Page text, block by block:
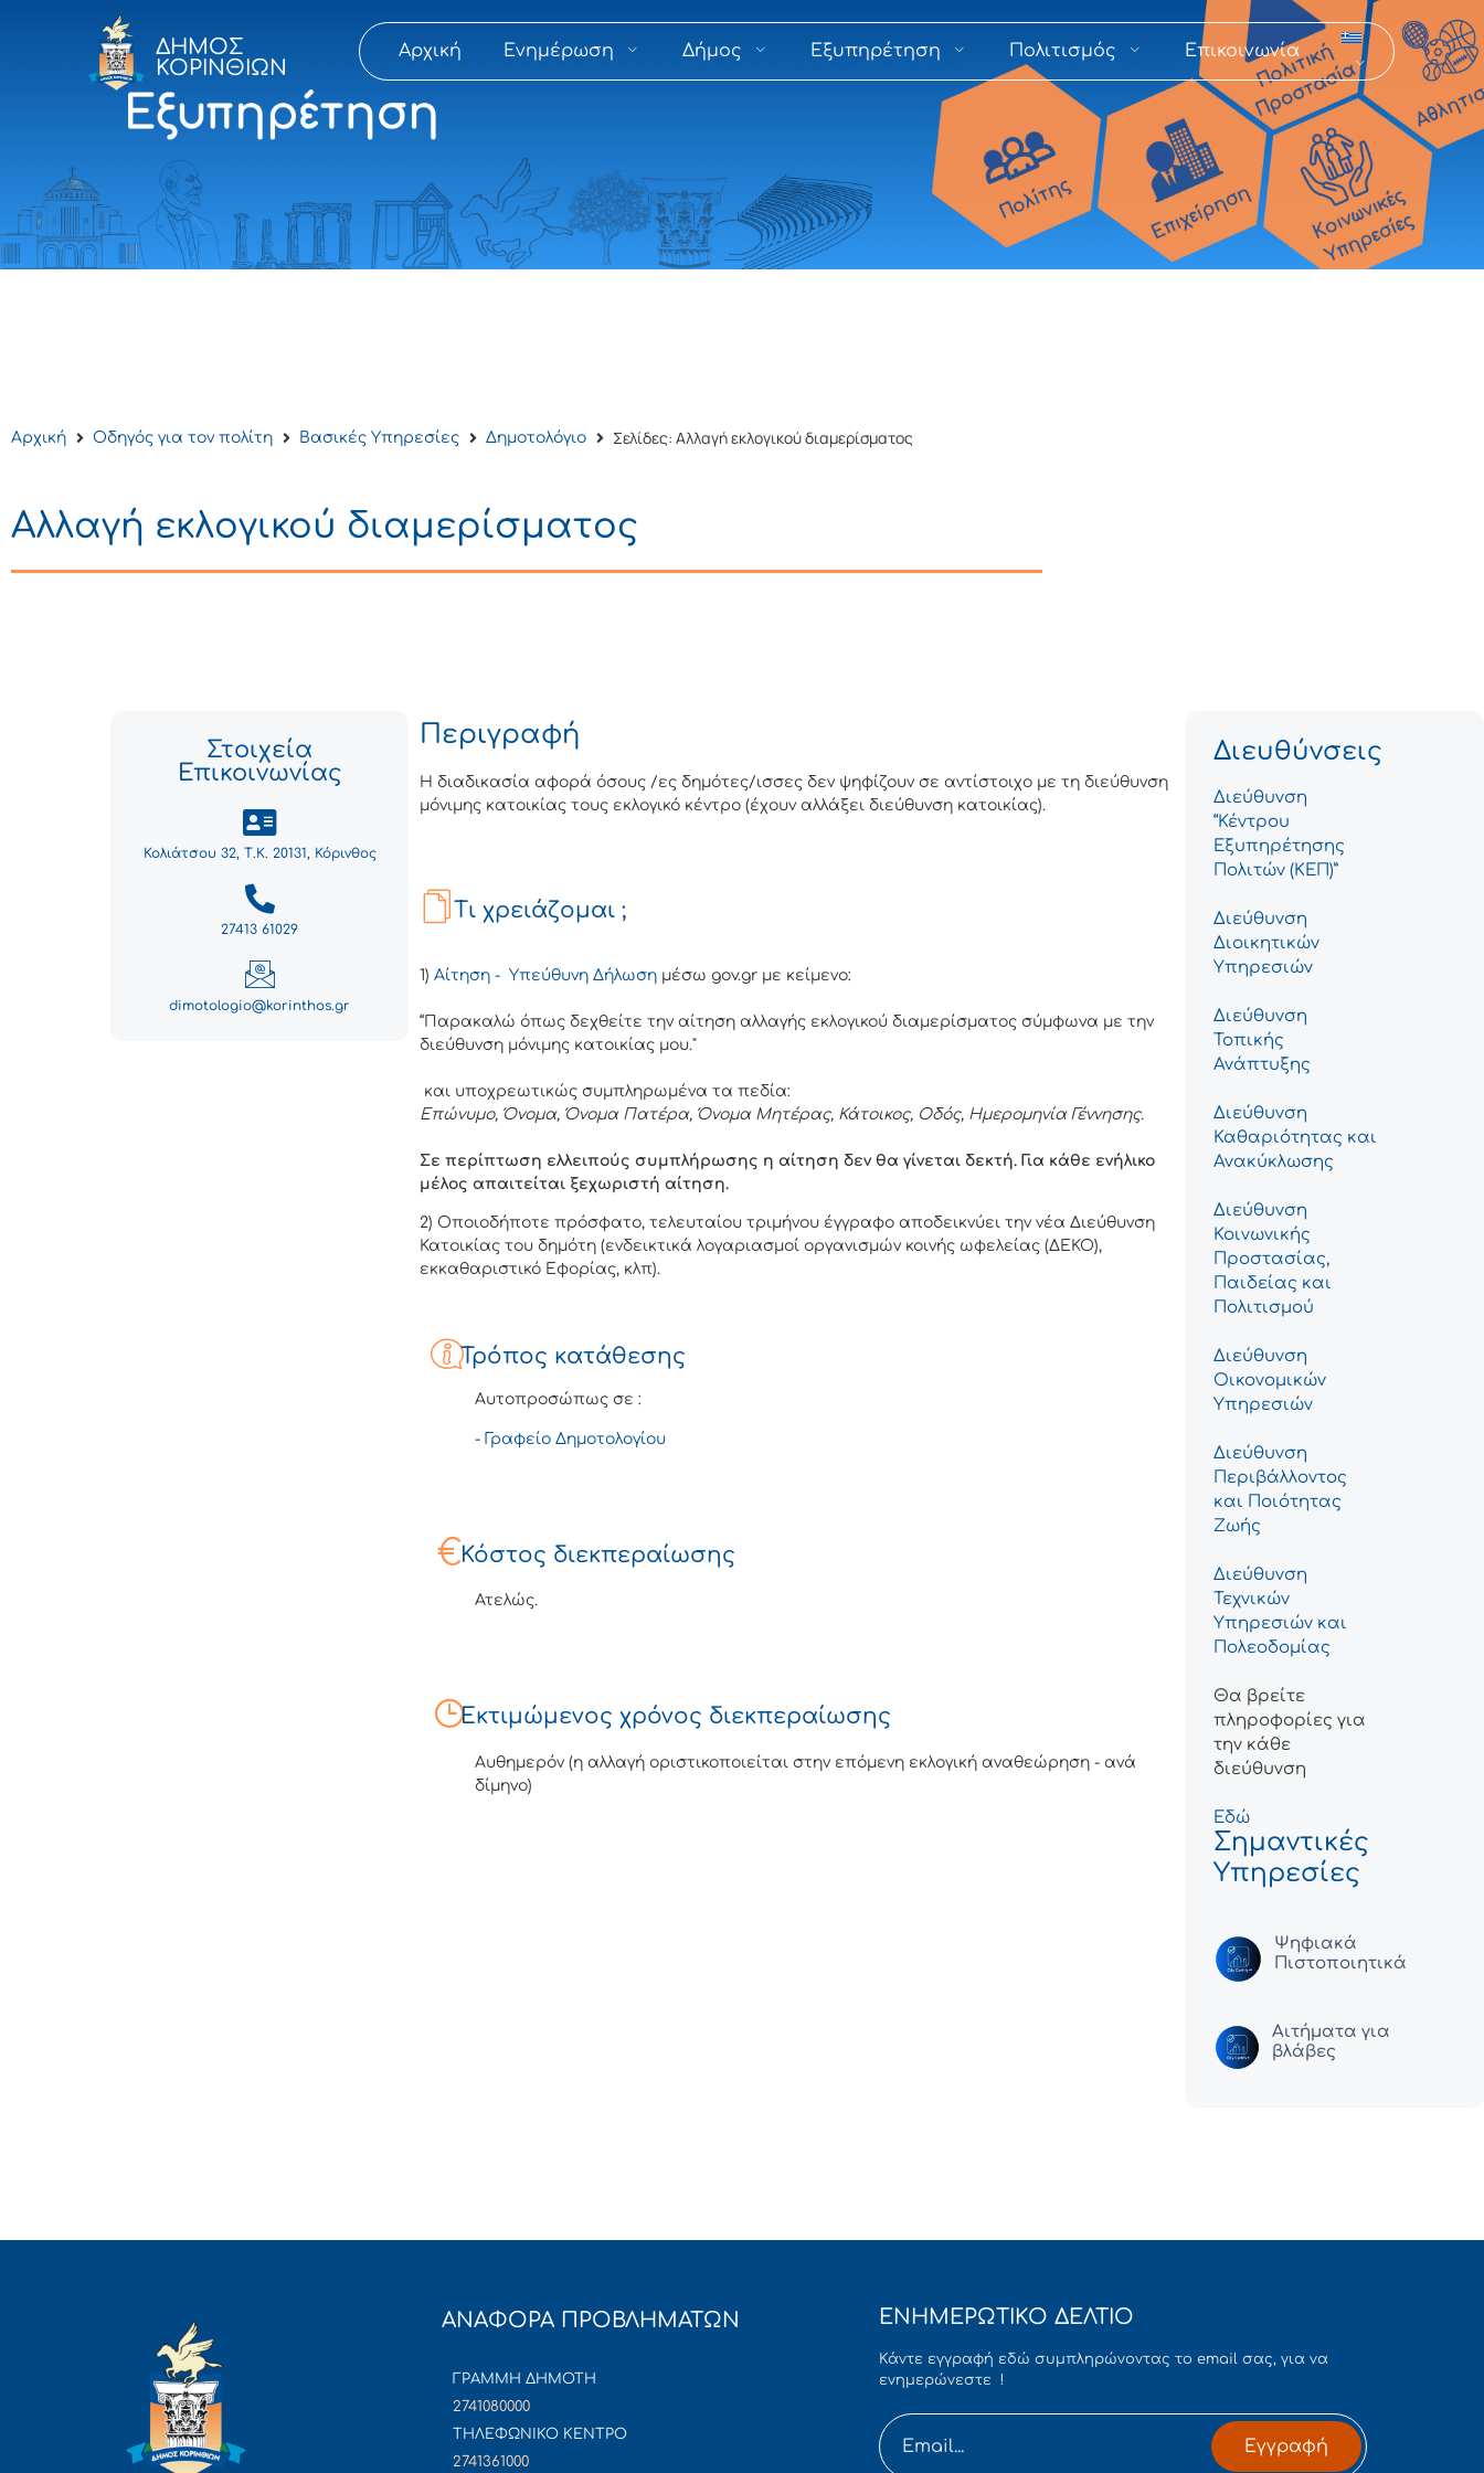
ΔΗΜΟΣ
ΚΟΡΙΝΘΙΩΝ
Αρχική Ενημέρωση Δήμος Εξυπηρέτηση Πολιτισμός Επικοινωνία
Αρχική Οδηγός για τον πολίτη Βασικές Υπηρεσίες Δημοτολόγιο Σελίδες: Αλλαγή εκλογικού διαμερίσματος
Αλλαγή εκλογικού διαμερίσματος
Στοιχεία
Επικοινωνίας
Κολιάτσου 32, Τ.Κ. 20131, Κόρινθος
27413 61029
dimotologio@korinthos.gr
Περιγραφή
Η διαδικασία αφορά όσους /ες δημότες/ισσες δεν ψηφίζουν σε αντίστοιχο με τη διεύθυνση
μόνιμης κατοικίας τους εκλογικό κέντρο (έχουν αλλάξει διεύθυνση κατοικίας).
Τι χρειάζομαι ;
1)Αίτηση - Υπεύθυνη Δήλωση μέσω gov.gr με κείμενο:
“Παρακαλώ όπως δεχθείτε την αίτηση αλλαγής εκλογικού διαμερίσματος σύμφωνα με την
διεύθυνση μόνιμης κατοικίας μου."
και υποχρεωτικώς συμπληρωμένα τα πεδία:
Επώνυμο, Όνομα, Όνομα Πατέρα, Όνομα Μητέρας, Κάτοικος, Οδός, Ημερομηνία Γέννησης.
Σε περίπτωση ελλειπούς συμπλήρωσης η αίτηση δεν θα γίνεται δεκτή. Για κάθε ενήλικο
μέλος απαιτείται ξεχωριστή αίτηση.
2) Οποιοδήποτε πρόσφατο, τελευταίου τριμήνου έγγραφο αποδεικνύει την νέα Διεύθυνση
Κατοικίας του δημότη (ενδεικτικά λογαριασμοί οργανισμών κοινής ωφελείας (ΔΕΚΟ),
εκκαθαριστικό Εφορίας, κλπ).
Τρόπος κατάθεσης
Αυτοπροσώπως σε :
- Γραφείο Δημοτολογίου
Κόστος διεκπεραίωσης
Ατελώς.
Εκτιμώμενος χρόνος διεκπεραίωσης
Αυθημερόν (η αλλαγή οριστικοποιείται στην επόμενη εκλογική αναθεώρηση - ανά
δίμηνο)
Διευθύνσεις
Διεύθυνση
“Κέντρου
Εξυπηρέτησης
Πολιτών (ΚΕΠ)”
Διεύθυνση
Διοικητικών
Υπηρεσιών
Διεύθυνση
Τοπικής
Ανάπτυξης
Διεύθυνση
Καθαριότητας και
Ανακύκλωσης
Διεύθυνση
Κοινωνικής
Προστασίας,
Παιδείας και
Πολιτισμού
Διεύθυνση
Οικονομικών
Υπηρεσιών
Διεύθυνση
Περιβάλλοντος
και Ποιότητας
Ζωής
Διεύθυνση
Τεχνικών
Υπηρεσιών και
Πολεοδομίας
Θα βρείτε
πληροφορίες για
την κάθε
διεύθυνση
Εδώ
Σημαντικές
Υπηρεσίες
Ψηφιακά
Πιστοποιητικά
Αιτήματα για
βλάβες
ΑΝΑΦΟΡΑ ΠΡΟΒΛΗΜΑΤΩΝ
ΓΡΑΜΜΗ ΔΗΜΟΤΗ
2741080000
ΤΗΛΕΦΩΝΙΚΟ ΚΕΝΤΡΟ
2741361000
ΕΝΗΜΕΡΩΤΙΚΟ ΔΕΛΤΙΟ
Κάντε εγγραφή εδώ συμπληρώνοντας το email σας, για να
ενημερώνεστε !
Εγγραφή